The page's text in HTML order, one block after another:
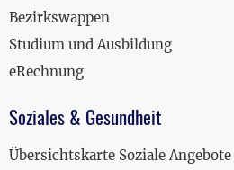
Bezirkswappen
Studium und Ausbildung
eRechnung
Soziales & Gesundheit
Übersichtskarte Soziale